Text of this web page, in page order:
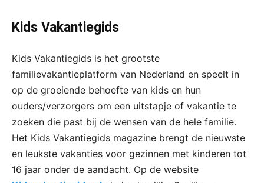
Kids Vakantiegids
Kids Vakantiegids is het grootste
familievakantieplatform van Nederland en speelt in
op de groeiende behoefte van kids en hun
ouders/verzorgers om een uitstapje of vakantie te
zoeken die past bij de wensen van de hele familie.
Het Kids Vakantiegids magazine brengt de nieuwste
en leukste vakanties voor gezinnen met kinderen tot
16 jaar onder de aandacht. Op de website